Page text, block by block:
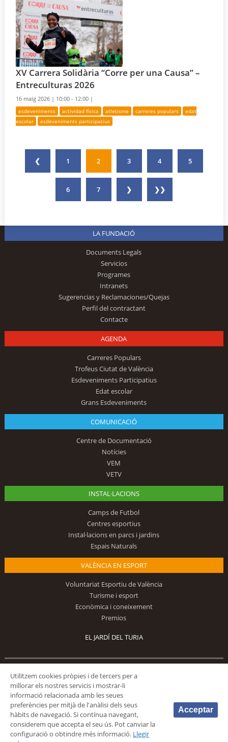
XV Carrera Solidària “Corre per una Causa” –
Entreculturas 2026
16 maig 2026 | 10:00 - 12:00 |
esdeveniments actividad física atletisme carreres populars
edat
escolar
esdeveniments participatius
❮ 1 2 3 4 5
6 7 ❯ ❯❯
LA FUNDACIÓ
Documents Legals
Servicios
Programes
Intranets
Sugerencias y Reclamaciones/Quejas
Perfil del contractant
Contacte
AGENDA
Carreres Populars
Trofeus Ciutat de València
Esdeveniments Participatius
Edat escolar
Grans Esdeveniments
COMUNICACIÓ
Centre de Documentació
Notícies
VEM
VETV
INSTAL·LACIONS
Camps de Futbol
Centres esportius
Instal·lacions en parcs i jardins
Espais Naturals
VALÈNCIA EN ESPORT
Voluntariat Esportiu de València
Turisme i esport
Econòmica i coneixement
Premios
EL JARDÍ DEL TURIA
© 2026 Fundación Deportiva Municipal Valencia |AVÍS LEGAL
Utilitzem cookies pròpies i de tercers per a
millorar els nostres servicis i mostrar-li
informació relacionada amb les seues
preferències per mitjà de l'anàlisi dels seus
hàbits de navegació. Si contínua navegant,
considerem que accepta el seu ús. Pot canviar la
configuració o obtindre més informació. Llegir
Acceptar